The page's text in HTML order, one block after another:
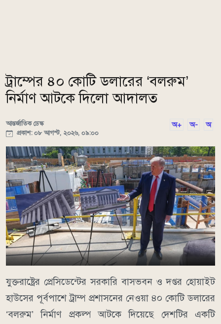
ট্রাম্পের ৪০ কোটি ডলারের ‘বলরুম’
নির্মাণ আটকে দিলো আদালত
আন্তর্জাতিক ডেস্ক
প্রকাশ: ০৮ আগস্ট, ২০২৬, ০৯:০০
অ+ অ- অ
যুক্তরাষ্ট্রের প্রেসিডেন্টের সরকারি বাসভবন ও দপ্তর হোয়াইট
হাউসের পূর্বপাশে ট্রাম্প প্রশাসনের নেওয়া ৪০ কোটি ডলারের
‘বলরুম’ নির্মাণ প্রকল্প আটকে দিয়েছে দেশটির একটি